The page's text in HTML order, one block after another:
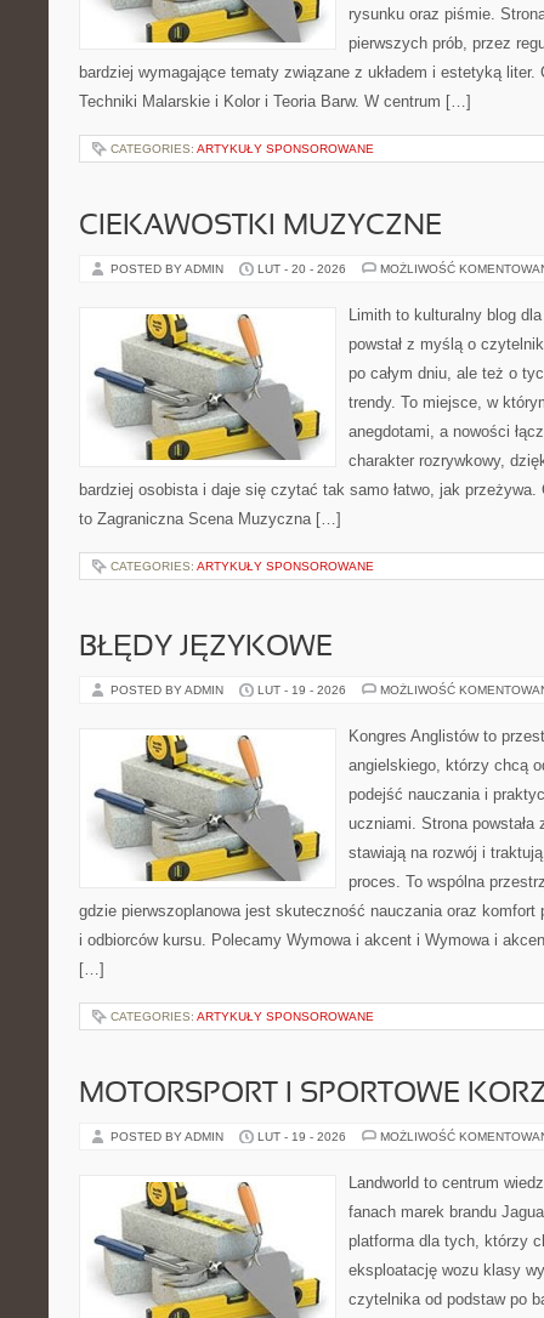
rysunku oraz piśmie.
pierwszych prób, przez
bardziej wymagające tematy związane z układem i estetyką liter.
Techniki Malarskie i Kolor i Teoria Barw. W centrum […]
CATEGORIES: ARTYKUŁY SPONSOROWANE
CIEKAWOSTKI MUZYCZNE
POSTED BY ADMIN LUT - 20 - 2026 MOŻLIWOŚĆ
Limith to kulturalny blog
powstał z myślą o
po całym dniu, ale też o
trendy. To miejsce, w
anegdotami, a nowości
charakter rozrywkowy,
bardziej osobista i daje się czytać tak samo łatwo, jak przeżywa.
to Zagraniczna Scena Muzyczna […]
CATEGORIES: ARTYKUŁY SPONSOROWANE
BŁĘDY JĘZYKOWE
POSTED BY ADMIN LUT - 19 - 2026 MOŻLIWOŚĆ
Kongres Anglistów to
angielskiego, którzy chcą
podejść nauczania i
uczniami. Strona
stawiają na rozwój i
proces. To wspólna
gdzie pierwszoplanowa jest skuteczność nauczania oraz
i odbiorców kursu. Polecamy Wymowa i akcent i Wymowa i
[…]
CATEGORIES: ARTYKUŁY SPONSOROWANE
MOTORSPORT I SPORTOWE
POSTED BY ADMIN LUT - 19 - 2026 MOŻLIWOŚĆ
Landworld to centrum
fanach marek brandu
platforma dla tych, którzy
eksploatację wozu klasy
czytelnika od podstaw po